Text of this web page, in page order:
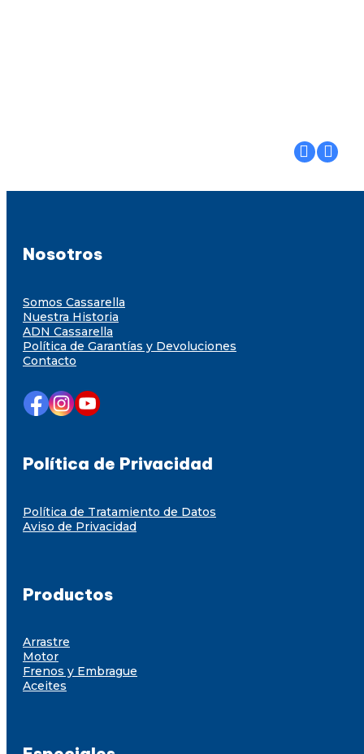
Nosotros
Somos Cassarella
Nuestra Historia
ADN Cassarella
Política de Garantías y Devoluciones
Contacto
Política de Privacidad
Política de Tratamiento de Datos
Aviso de Privacidad
Productos
Arrastre
Motor
Frenos y Embrague
Aceites